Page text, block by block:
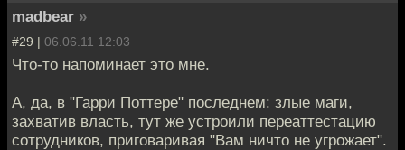
madbear »
#29 | 06.06.11 12:03
Что-то напоминает это мне.
А, да, в "Гарри Поттере" последнем: злые маги,
захватив власть, тут же устроили переаттестацию
сотрудников, приговаривая "Вам ничто не угрожает".